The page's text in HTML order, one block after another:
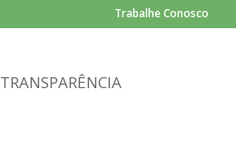
Trabalhe Conosco
TRANSPARÊNCIA